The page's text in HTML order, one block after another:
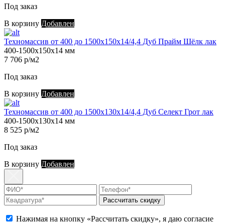
Под заказ
В корзину Добавлен
Техномассив от 400 до 1500х150х14/4,4 Дуб Прайм Шёлк лак
400-1500х150х14 мм
7 706 р/м2
Под заказ
В корзину Добавлен
Техномассив от 400 до 1500х130х14/4,4 Дуб Селект Грот лак
400-1500х130х14 мм
8 525 р/м2
Под заказ
В корзину Добавлен
Рассчитать скидку
Нажимая на кнопку «Рассчитать скидку», я даю согласие